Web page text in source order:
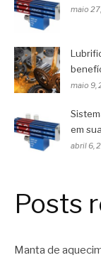
maio
maio 9,
em
abril 6,
Posts
Manta de